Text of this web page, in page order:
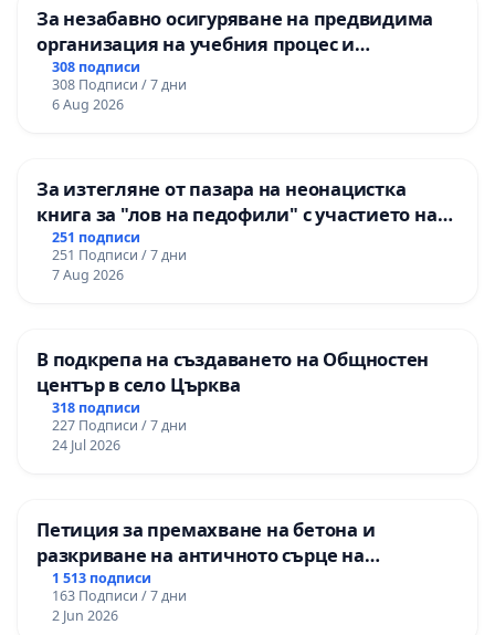
За незабавно осигуряване на предвидима
организация на учебния процес и
гарантиране на правото на равнопоставено
и качествено образование на учениците от
ОУ „Княз Александър I“ и Хуманитарна
308 подписи
308 Подписи / 7 дни
6 Aug 2026
За изтегляне от пазара на неонацистка
книга за "лов на педофили" с участието на
деца
251 подписи
251 Подписи / 7 дни
7 Aug 2026
В подкрепа на създаването на Общностен
център в село Църква
318 подписи
227 Подписи / 7 дни
24 Jul 2026
Петиция за премахване на бетона и
разкриване на античното сърце на
Могиланската могила във Враца
1 513 подписи
163 Подписи / 7 дни
2 Jun 2026